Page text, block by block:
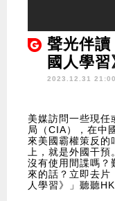
聲光伴
國人學
2023.12.31
美媒訪問一些現任
局（CIA），在中
來美國霸權策反的
上，就是外國干
沒有使用間諜嗎？
來的話？立即去
人學習》」聽聽